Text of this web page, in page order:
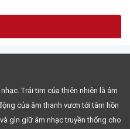
Trái tim của thiên nhiên là âm
của âm thanh vươn tới tâm hồn
gìn giữ âm nhạc truyền thống cho